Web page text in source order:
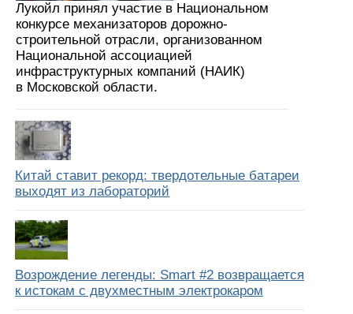
Лукойл принял участие в Национальном
конкурсе механизаторов дорожно-
строительной отрасли, организованном
Национальной ассоциацией
инфраструктурных компаний (НАИК)
в Московской области.
Китай ставит рекорд: твердотельные батареи
выходят из лабораторий
Возрождение легенды: Smart #2 возвращается
к истокам с двухместным электрокаром